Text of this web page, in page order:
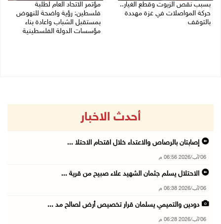
بسبب نقص الزيوت وقطع الغيار..
حركة المواصلات في غزة مهددة
بالتوقف
مؤتمر الاتحاد العام لطلبة
فلسطين: رؤية واضحة للنهوض
بمستقبل الشباب واعادة بناء
مؤسسات الدولة الفلسطينية
أحدث الاخبار
إصابتان بالرصاص والاعتداء خلال اقتحام الاحتلا ...
06/آب/2026 06:56 م
الاحتلال يسلم جثمان الشهيد علاء صبيح من قرية ...
06/آب/2026 06:38 م
دودين والتميمي يسلمان قرار تخصيص أرض لصالح مد ...
06/آب/2026 06:28 م